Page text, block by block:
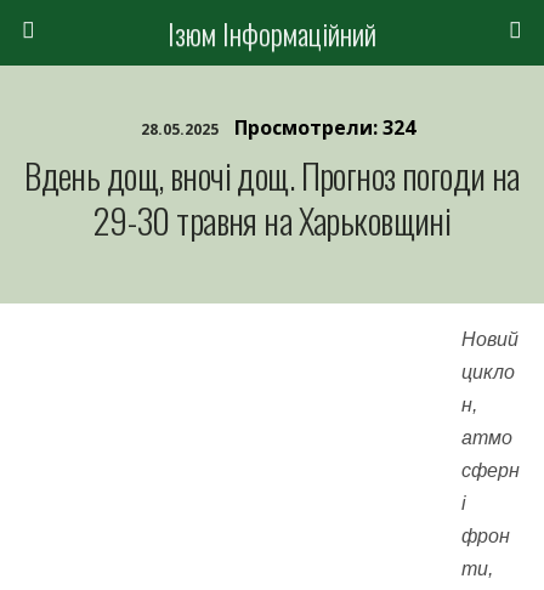
Ізюм Інформаційний
28.05.2025 Просмотрели: 324
Вдень дощ, вночі дощ. Прогноз погоди на
29-30 травня на Харьковщині
Новий
цикло
н,
атмо
сферн
і
фрон
ти,